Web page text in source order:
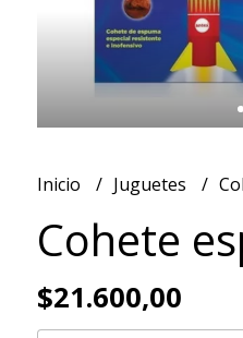
Inicio Juguetes
Cohete
$21.600,00